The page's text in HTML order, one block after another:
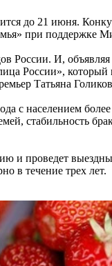
до 21 июня.
при поддержке
России. И,
России»,
Татьяна
с населением
стабильность
и проведет
в течение трех лет.